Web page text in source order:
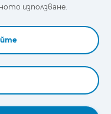
Можете да кликнете
използването им.
използване.